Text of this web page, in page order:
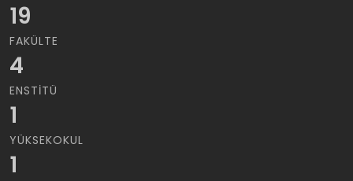
19
FAKÜLTE
4
ENSTITÜ
1
YÜKSEKOKUL
1